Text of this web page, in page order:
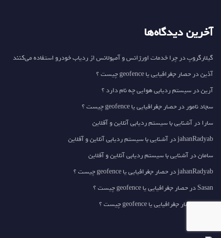
آخرین دیدگاه‌ها
گیلارگروپدر چرا خدمات اورژانس و آمبولانس از ردیاب خودرو استفاده می‌کنند
آذیندر حصار جغرافیایی یا geofence چیست ؟
آریندر سیستم ردیابی هوایی چه نام دارد ؟
سجاد نامور در حصار جغرافیایی یا geofence چیست ؟
سارادر آشنایی با سیستم ردیابی آنلاین و آفلاین
jahanRadyabدر آشنایی با سیستم ردیابی آنلاین و آفلاین
ساماندر آشنایی با سیستم ردیابی آنلاین و آفلاین
jahanRadyabدر حصار جغرافیایی یا geofence چیست ؟
Sasanدر حصار جغرافیایی یا geofence چیست ؟
رضادرحصار جغرافیایی یا geofence چیست ؟